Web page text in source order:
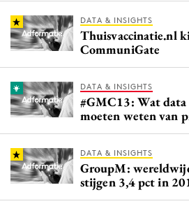
DATA & INSIGHTS
Thuisvaccinatie.nl
CommuniGate
DATA & INSIGHTS
#GMC13: Wat
moeten weten van
DATA & INSIGHTS
GroupM:
stijgen 3,4 pct in